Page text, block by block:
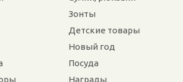
Зонты
Детские товары
Новый год
Посуда
Награды